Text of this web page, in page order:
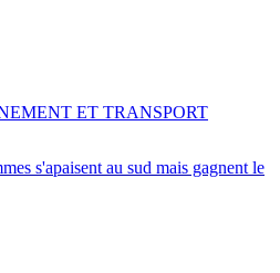
s'apaisent au sud mais gagnent le
ET TRANSPORT